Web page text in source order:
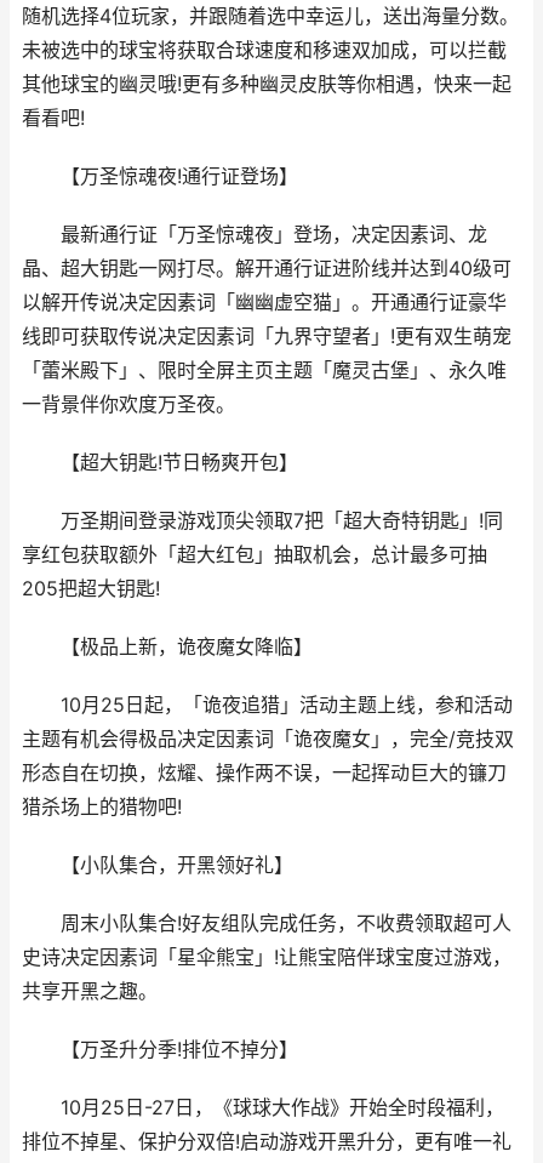
随机选择4位玩家，并跟随着选中幸运儿，送出海量分数。
未被选中的球宝将获取合球速度和移速双加成，可以拦截
其他球宝的幽灵哦!更有多种幽灵皮肤等你相遇，快来一起
看看吧!
【万圣惊魂夜!通行证登场】
最新通行证「万圣惊魂夜」登场，决定因素词、龙
晶、超大钥匙一网打尽。解开通行证进阶线并达到40级可
以解开传说决定因素词「幽幽虚空猫」。开通通行证豪华
线即可获取传说决定因素词「九界守望者」!更有双生萌宠
「蕾米殿下」、限时全屏主页主题「魔灵古堡」、永久唯
一背景伴你欢度万圣夜。
【超大钥匙!节日畅爽开包】
万圣期间登录游戏顶尖领取7把「超大奇特钥匙」!同
享红包获取额外「超大红包」抽取机会，总计最多可抽
205把超大钥匙!
【极品上新，诡夜魔女降临】
10月25日起，「诡夜追猎」活动主题上线，参和活动
主题有机会得极品决定因素词「诡夜魔女」，完全/竞技双
形态自在切换，炫耀、操作两不误，一起挥动巨大的镰刀
猎杀场上的猎物吧!
【小队集合，开黑领好礼】
周末小队集合!好友组队完成任务，不收费领取超可人
史诗决定因素词「星伞熊宝」!让熊宝陪伴球宝度过游戏，
共享开黑之趣。
【万圣升分季!排位不掉分】
10⽉25⽇-27日，《球球大作战》开始全时段福利，
排位不掉星、保护分双倍!启动游戏开黑升分，更有唯一礼